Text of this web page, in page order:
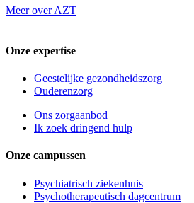
Meer over AZT
Onze expertise
Geestelijke gezondheidszorg
Ouderenzorg
Ons zorgaanbod
Ik zoek dringend hulp
Onze campussen
Psychiatrisch ziekenhuis
Psychotherapeutisch dagcentrum